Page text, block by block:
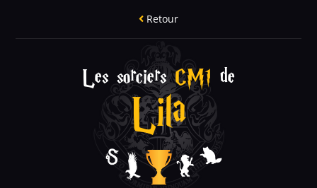
Retour
Les sorciersCM1 de
Lila